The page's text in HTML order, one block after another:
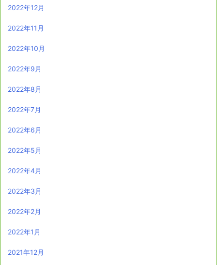
2022年12月
2022年11月
2022年10月
2022年9月
2022年8月
2022年7月
2022年6月
2022年5月
2022年4月
2022年3月
2022年2月
2022年1月
2021年12月